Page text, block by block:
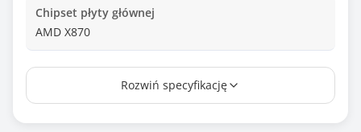
Chipset płyty głównej
AMD X870
Ilość złącz pamięci DDR5
Maksymalna wielkość pamięci
Rozwiń specyfikację